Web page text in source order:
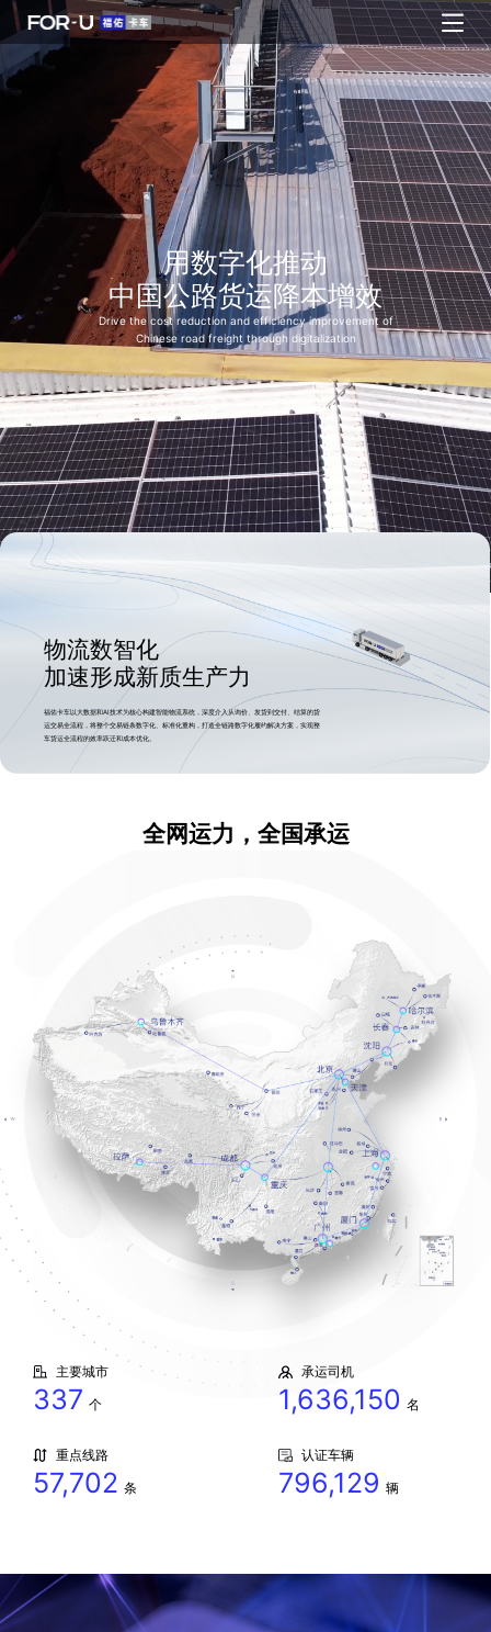
用数字化推动
中国公路货运降本增效
Drive the cost reduction and efficiency improvement of
Chinese road freight through digitalization
物流数智化
加速形成新质生产力
福佑卡车以大数据和AI技术为核心构建智能物流系统，深度介入从询价、发货到交付、结算的货
运交易全流程，将整个交易链条数字化、标准化重构，打造全链路数字化履约解决方案，实现整
车货运全流程的效率跃迁和成本优化。
全网运力，全国承运
主要城市
337 个
承运司机
1,636,150 名
重点线路
57,702 条
认证车辆
796,129 辆